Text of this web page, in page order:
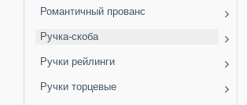
Романтичный прованс
Ручка-скоба
Ручки рейлинги
Ручки торцевые